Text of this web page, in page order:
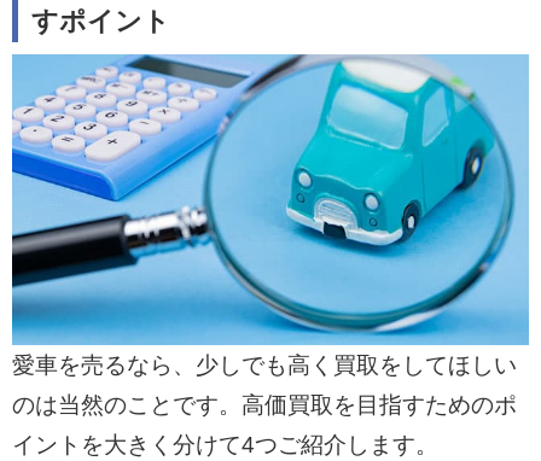
すポイント
愛車を売るなら、少しでも高く買取をしてほしい
のは当然のことです。高価買取を目指すためのポ
イントを大きく分けて4つご紹介します。